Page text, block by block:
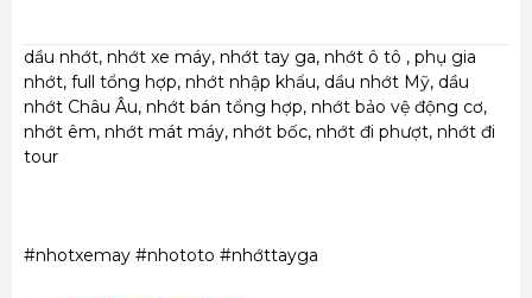
dầu nhớt, nhớt xe máy, nhớt tay ga, nhớt ô tô , phụ gia
nhớt, full tổng hợp, nhớt nhập khẩu, dầu nhớt Mỹ, dầu
nhớt Châu Âu, nhớt bán tổng hợp, nhớt bảo vệ động cơ,
nhớt êm, nhớt mát máy, nhớt bốc, nhớt đi phượt, nhớt đi
tour
#nhotxemay #nhototo #nhớttayga